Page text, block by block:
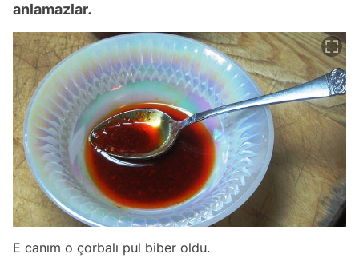
anlamazlar.
E canım o çorbalı pul biber oldu.